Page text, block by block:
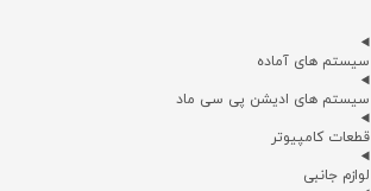
سیستم های آماده
سیستم های ادیشن پی سی ماد
قطعات کامپیوتر
لوازم جانبی